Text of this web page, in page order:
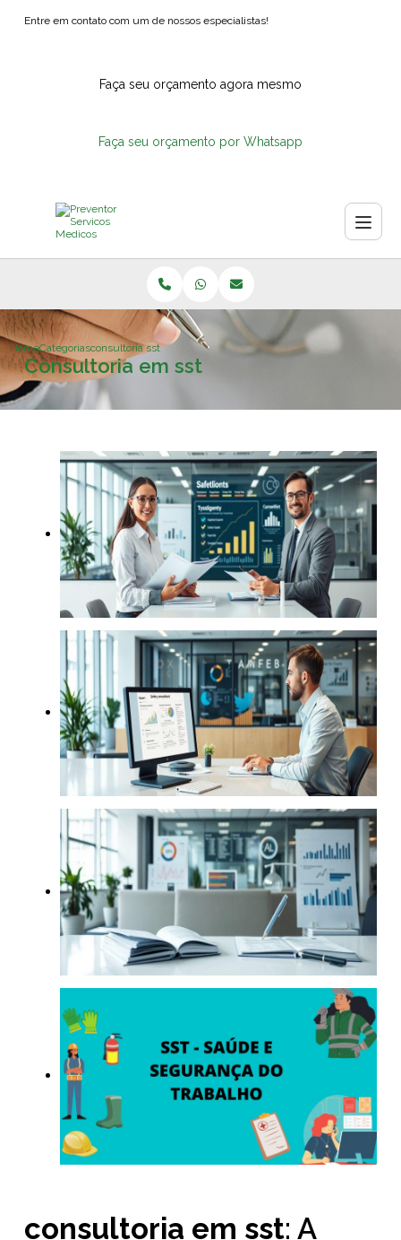
Entre em contato com um de nossos especialistas!
Faça seu orçamento agora mesmo
Faça seu orçamento por Whatsapp
HomeCategoriasconsultoria sst
Consultoria em sst
consultoria em sst: A